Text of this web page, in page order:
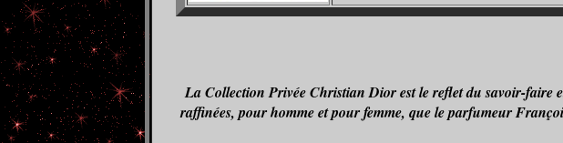
La Collection Privée Christian Dior est le reflet du savoir-faire
raffinées, pour homme et pour femme, que le parfumeur